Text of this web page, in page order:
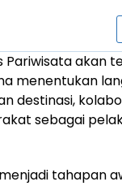
Pariwisata akan
menentukan
destinasi,
sebagai
tahapan